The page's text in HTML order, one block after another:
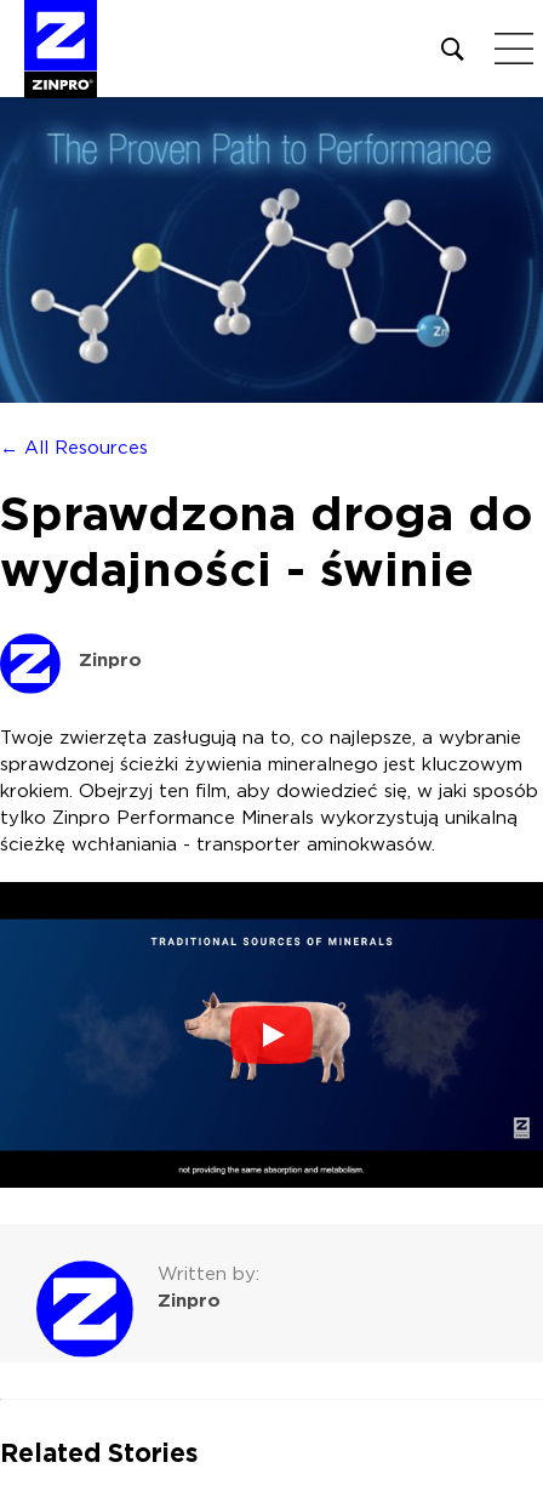
Open
site
search
form
Szukaj:
← All Resources
Sprawdzona droga do
wydajności - świnie
Zinpro
Twoje zwierzęta zasługują na to, co najlepsze, a wybranie
sprawdzonej ścieżki żywienia mineralnego jest kluczowym
krokiem. Obejrzyj ten film, aby dowiedzieć się, w jaki sposób
tylko Zinpro Performance Minerals wykorzystują unikalną
ścieżkę wchłaniania - transporter aminokwasów.
Written by:
Zinpro
Related Stories